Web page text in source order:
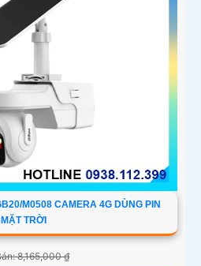
M0508 CAMERA 4G DÙNG PIN
MẶT TRỜI
8,165,000 ₫